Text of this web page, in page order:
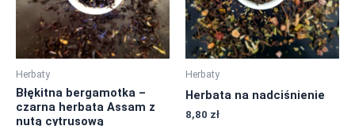
Herbaty
Błękitna bergamotka –
czarna herbata Assam z
nutą cytrusową
Opcje
można
wybrać
produktu
Herbaty
Herbata na nadciśnienie
8,80 zł
Opcje
można
wybrać
produktu